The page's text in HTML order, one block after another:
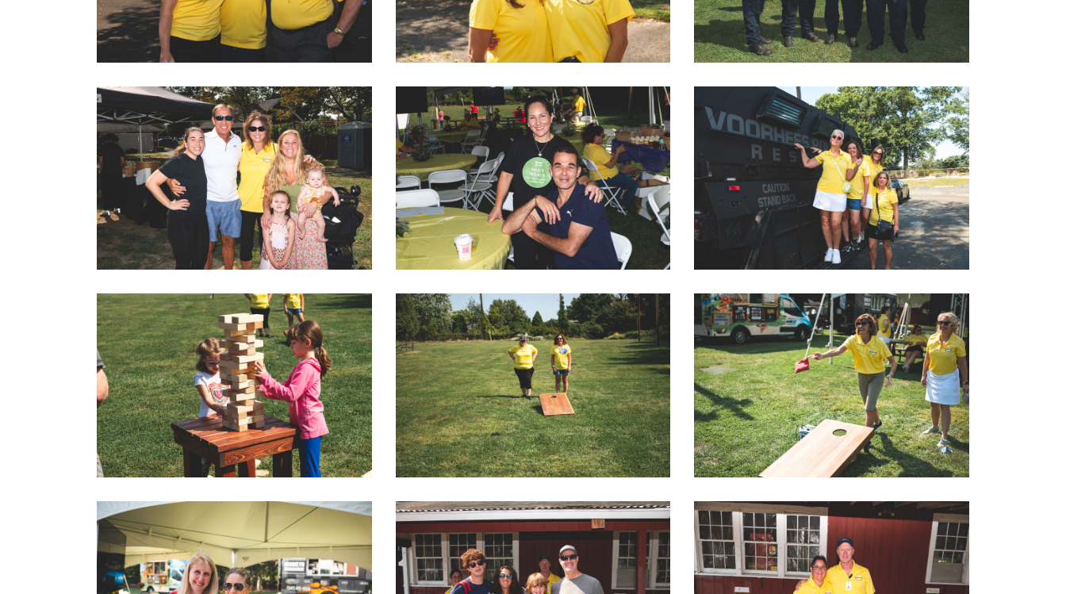
2022 LOVEGOLF0053 2022 LOVEGOLF0054 2022 LOVEGOLF0055
2022 LOVEGOLF0056 2022 LOVEGOLF0059 2022 LOVEGOLF0061